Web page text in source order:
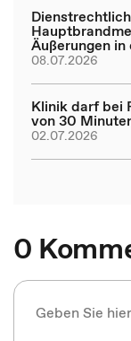
Äußerungen in
08.07.2026
Klinik darf bei
von 30
02.07.2026
0